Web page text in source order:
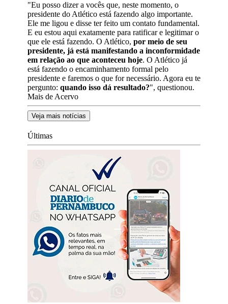
"Eu posso dizer a vocês que, neste momento, o
presidente do Atlético está fazendo algo importante.
Ele me ligou e disse ter feito um contato fundamental.
E eu estou aqui exatamente para ratificar e legitimar o
que ele está fazendo. O Atlético, por meio de seu
presidente, já está manifestando a inconformidade
em relação ao que aconteceu hoje. O Atlético já
está fazendo o encaminhamento formal pelo
presidente e faremos o que for necessário. Agora eu te
pergunto: quando isso dá resultado?", questionou.
Mais de Acervo
Veja mais notícias
Últimas